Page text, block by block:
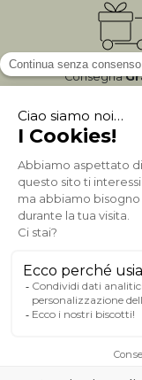
Consegna
A PROPOSITO DI
AIUTO & CONTATTO